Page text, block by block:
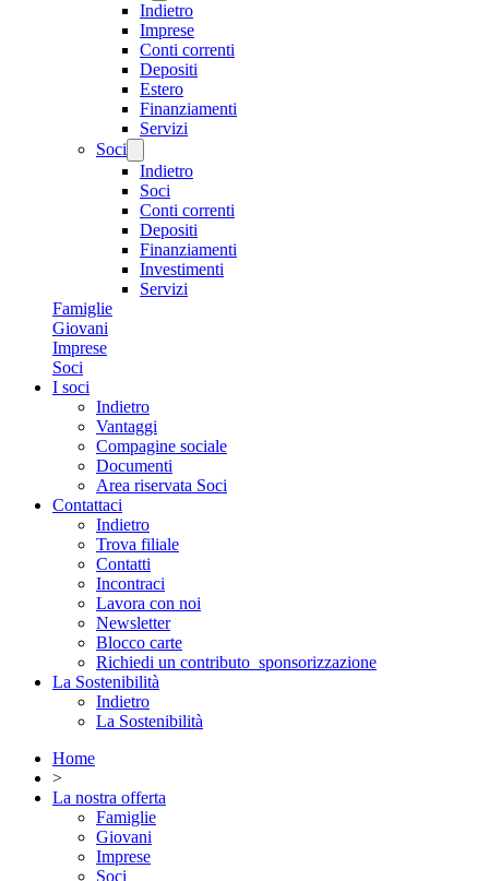
Indietro
Imprese
Conti correnti
Depositi
Estero
Finanziamenti
Servizi
Soci
Indietro
Soci
Conti correnti
Depositi
Finanziamenti
Investimenti
Servizi
Famiglie
Giovani
Imprese
Soci
I soci
Indietro
Vantaggi
Compagine sociale
Documenti
Area riservata Soci
Contattaci
Indietro
Trova filiale
Contatti
Incontraci
Lavora con noi
Newsletter
Blocco carte
Richiedi un contributo_sponsorizzazione
La Sostenibilità
Indietro
La Sostenibilità
Home
>
La nostra offerta
Famiglie
Giovani
Imprese
Soci